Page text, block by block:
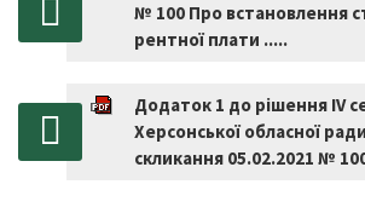
№ 100 Про встановлення
рентної плати .....
Додаток 1 до рішення IV
Херсонської обласної ради
скликання 05.02.2021 №